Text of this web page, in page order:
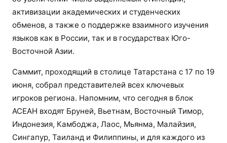
активизации академических и студенческих
обменов, а также о поддержке взаимного изучения
языков как в России, так и в государствах Юго-
Восточной Азии.
Саммит, проходящий в столице Татарстана с 17 по 19
июня, собрал представителей всех ключевых
игроков региона. Напомним, что сегодня в блок
АСЕАН входят Бруней, Вьетнам, Восточный Тимор,
Индонезия, Камбоджа, Лаос, Мьянма, Малайзия,
Сингапур, Таиланд и Филиппины, и для каждого из